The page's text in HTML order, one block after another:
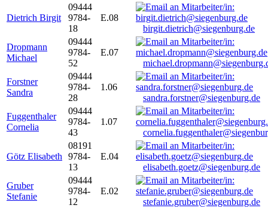
Dietrich Birgit
09444
9784-
18
E.08
birgit.dietrich@siegenburg.de
Dropmann
Michael
09444
9784-
52
E.07
Forstner
Sandra
09444
9784-
28
1.06
sandra.forstner@siegenburg.de
Fuggenthaler
Cornelia
09444
9784-
43
1.07
Götz Elisabeth
08191
9784-
13
E.04
elisabeth.goetz@siegenburg.de
Gruber
Stefanie
09444
9784-
12
E.02
stefanie.gruber@siegenburg.de